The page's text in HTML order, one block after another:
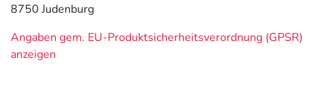
8750 Judenburg
Angaben gem. EU-Produktsicherheitsverordnung (GPSR)
anzeigen